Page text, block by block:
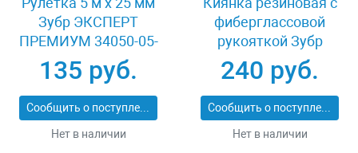
Зубр ЭКСПЕРТ
ПРЕМИУМ 34050-05-
25_z01
135 руб.
Сообщить о поступлении
Нет в наличии
фиберглассовой
рукояткой Зубр
ЭКСПЕРТ 2053-
60_z01
240 руб.
Сообщить о поступлении
Нет в наличии